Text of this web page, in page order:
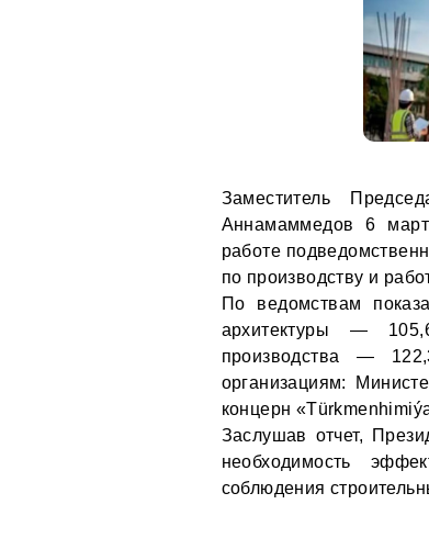
Заместитель
Аннамаммедов 6
работе
по производству и
По ведомствам
архитектуры —
производства —
организациям:
концерн
Заслушав отчет,
необходимость
соблюдения